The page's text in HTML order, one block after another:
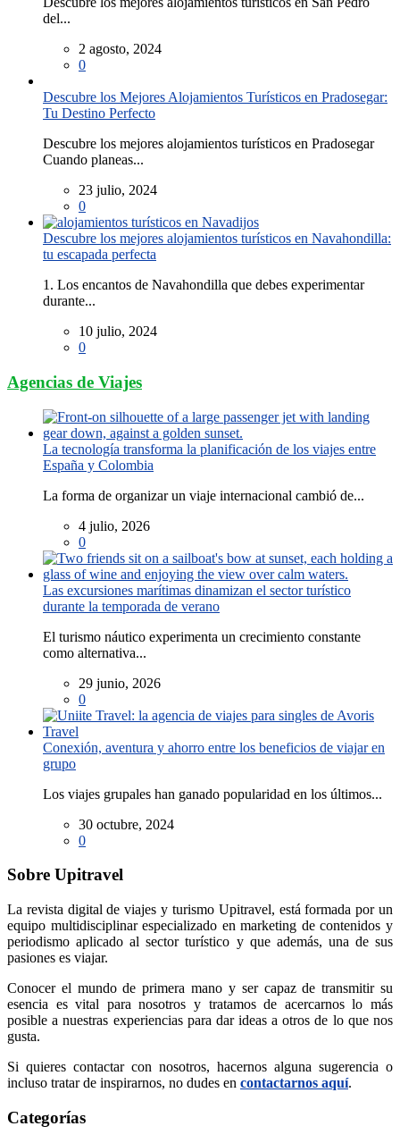
del...
2 agosto, 2024
0
Descubre los Mejores Alojamientos Turísticos en Pradosegar:
Tu Destino Perfecto
Descubre los mejores alojamientos turísticos en Pradosegar
Cuando planeas...
23 julio, 2024
0
Descubre los mejores alojamientos turísticos en Navahondilla:
tu escapada perfecta
1. Los encantos de Navahondilla que debes experimentar
durante...
10 julio, 2024
0
Agencias de Viajes
La tecnología transforma la planificación de los viajes entre
España y Colombia
La forma de organizar un viaje internacional cambió de...
4 julio, 2026
0
Las excursiones marítimas dinamizan el sector turístico
durante la temporada de verano
El turismo náutico experimenta un crecimiento constante
como alternativa...
29 junio, 2026
0
Conexión, aventura y ahorro entre los beneficios de viajar en
grupo
Los viajes grupales han ganado popularidad en los últimos...
30 octubre, 2024
0
Sobre Upitravel
La revista digital de viajes y turismo Upitravel, está formada por un
equipo multidisciplinar especializado en marketing de contenidos y
periodismo aplicado al sector turístico y que además, una de sus
pasiones es viajar.
Conocer el mundo de primera mano y ser capaz de transmitir su
esencia es vital para nosotros y tratamos de acercarnos lo más
posible a nuestras experiencias para dar ideas a otros de lo que nos
gusta.
Si quieres contactar con nosotros, hacernos alguna sugerencia o
incluso tratar de inspirarnos, no dudes en contactarnos aquí.
Categorías